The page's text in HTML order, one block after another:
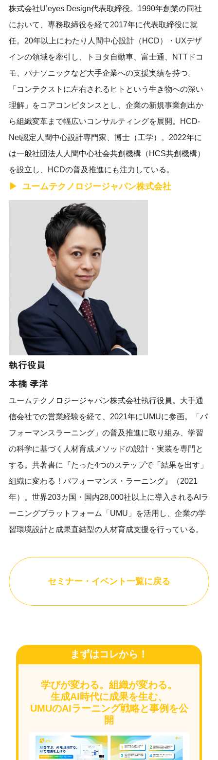
株式会社U’eyes Design代表取締役。1990年創業の同社
において、専務取締役を経て2017年に代表取締役に就
任。20年以上にわたり人間中心設計（HCD）・UXデザ
インの領域を牽引し、トヨタ自動車、富士通、NTTドコ
モ、パナソニックなど大手企業への支援実績を持つ。
「コンテクストに左右されるヒトという生き物への深い
理解」をコアコンピタンスとし、企業の新規事業創出か
ら組織変革まで幅広いコンサルティングを展開。HCD-
Net認定人間中心設計専門家、博士（工学）。2022年に
は一般社団法人人間中心社会共創機構（HCS共創機構）
を設立し、HCDの普及推進にも注力している。
ユームテクノロジージャパン株式会社
執行役員
本橋 孝洋
ユームテクノロジージャパン株式会社執行役員。大手通
信会社での営業経験を経て、2021年にUMUに参画。「パ
フォーマンスラーニング」の普及推進に取り組み、学習
の科学に基づく人材育成メソッドの設計・実装を専門と
する。共著書に『たった4つのステップで「結果を出す」
組織に変わる！パフォーマンス・ラーニング』（2021
年）。世界203カ国・国内28,000社以上に導入されるAIラ
ーニングプラットフォーム「UMU」を活用し、企業の学
習環境設計と成果直結型の人材育成支援を行っている。
セミナー・イベント一覧に戻る
まずはコレから！
学びが変わる。組織が変わる。
生成AI時代に成果を生む、
UMUのAIラーニング戦略と事例を公
開